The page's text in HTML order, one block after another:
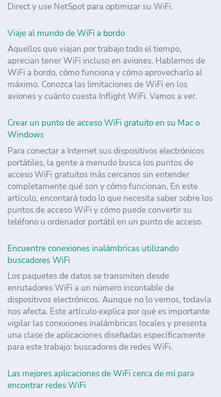
Direct y use NetSpot para optimizar su WiFi.
Viaje al mundo de WiFi a bordo
Aquellos que viajan por trabajo todo el tiempo,
aprecian tener WiFi incluso en aviones. Hablemos de
WiFi a bordo, cómo funciona y cómo aprovecharlo al
máximo. Conozca las limitaciones de WiFi en los
aviones y cuánto cuesta Inflight WiFi. Vamos a ver.
Crear un punto de acceso WiFi gratuito en su Mac o
Windows
Para conectar a Internet sus dispositivos electrónicos
portátiles, la gente a menudo busca los puntos de
acceso WiFi gratuitos más cercanos sin entender
completamente qué son y cómo funcionan. En este
artículo, encontará todo lo que necesita saber sobre los
puntos de acceso WiFi y cómo puede convertir su
teléfono u ordenador portátil en un punto de acceso.
Encuentre conexiones inalámbricas utilizando
buscadores WiFi
Los paquetes de datos se transmiten desde
enrutadores WiFi a un número incontable de
dispositivos electrónicos. Aunque no lo vemos, todavía
nos afecta. Este artículo explica por qué es importante
vigilar las conexiones inalámbricas locales y presenta
una clase de aplicaciones diseñadas específicamente
para este trabajo: buscadores de redes WiFi.
Las mejores aplicaciones de WiFi cerca de mí para
encontrar redes WiFi